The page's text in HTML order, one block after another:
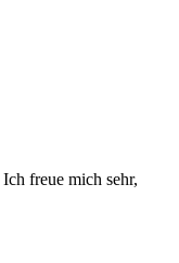
Ich freue mich sehr,